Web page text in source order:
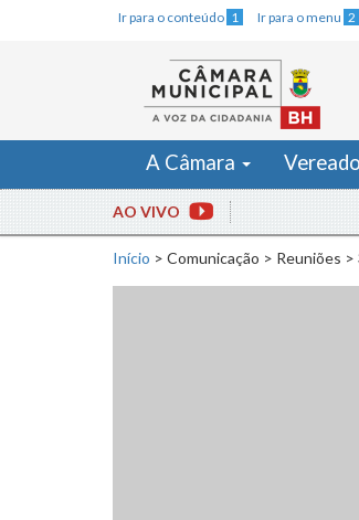
Ir para o conteúdo 1 Ir para o menu 2
A Câmara
AO VIVO
Início > Comunicação > Reuniões >